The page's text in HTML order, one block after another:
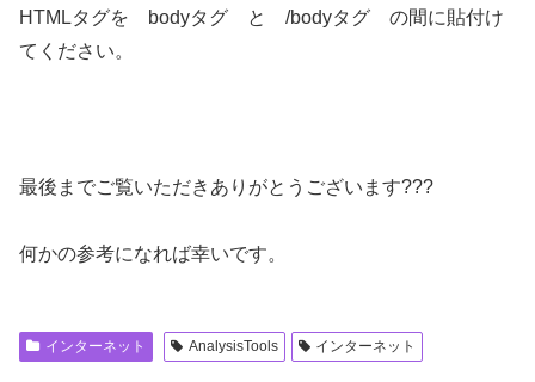
HTMLタグを bodyタグ と /bodyタグ の間に貼付け
てください。
最後までご覧いただきありがとうございます???
何かの参考になれば幸いです。
インターネット AnalysisTools インターネット